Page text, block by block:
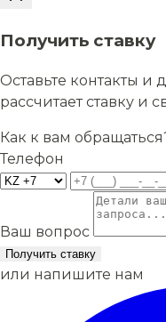
Получить ставку
Оставьте контакты
рассчитает ставку и
Как к вам
Телефон
Ваш вопрос
Получить ставку
или напишите нам